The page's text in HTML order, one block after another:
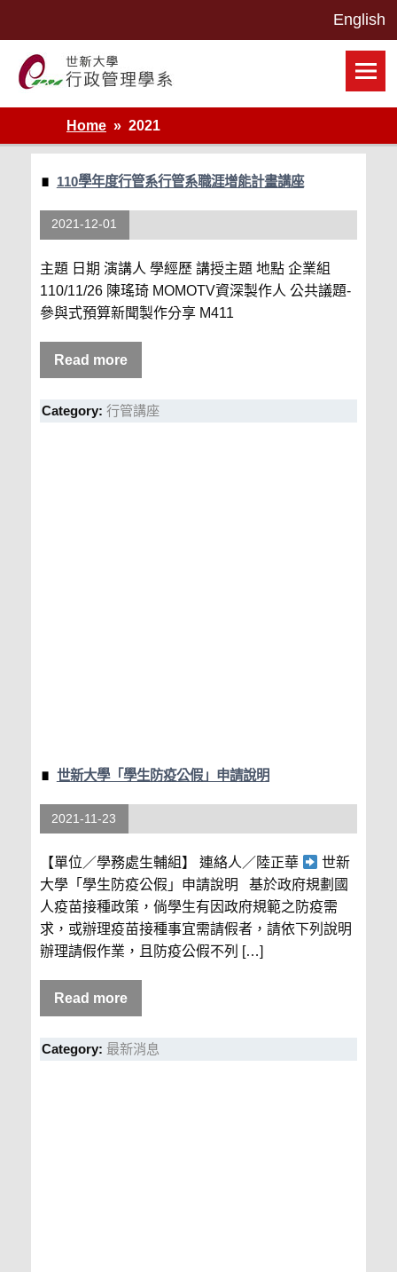
世新大學行政管理學系網站
Home
2021
110學年度行管系行管系職涯增能計畫講座
2021-12-01
主題 日期 演講人 學經歷 講授主題 地點 企業組
110/11/26 陳瑤琦 MOMOTV資深製作人 公共議題-
參與式預算新聞製作分享 M411
Read more
Category: 行管講座
世新大學「學生防疫公假」申請說明
2021-11-23
【單位／學務處生輔組】 連絡人／陸正華
世新
大學「學生防疫公假」申請說明 基於政府規劃國
人疫苗接種政策，倘學生有因政府規範之防疫需
求，或辦理疫苗接種事宜需請假者，請依下列說明
辦理請假作業，且防疫公假不列 […]
Read more
Category: 最新消息